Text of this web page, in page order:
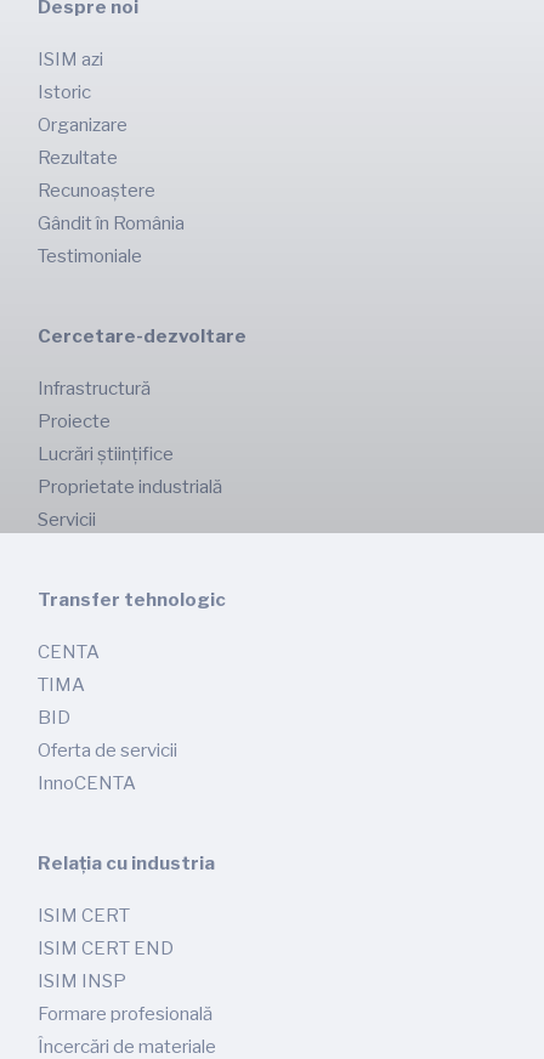
Despre noi
ISIM azi
Istoric
Organizare
Rezultate
Recunoaștere
Gândit în România
Testimoniale
Cercetare-dezvoltare
Infrastructură
Proiecte
Lucrări științifice
Proprietate industrială
Servicii
Transfer tehnologic
CENTA
TIMA
BID
Oferta de servicii
InnoCENTA
Relația cu industria
ISIM CERT
ISIM CERT END
ISIM INSP
Formare profesională
Încercări de materiale